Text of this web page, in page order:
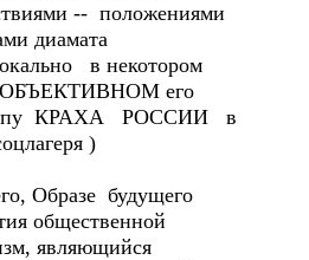
-- положениями
диамата
в некотором
его
КРАХА РОССИИ в
)
Образе будущего
общественной
являющийся